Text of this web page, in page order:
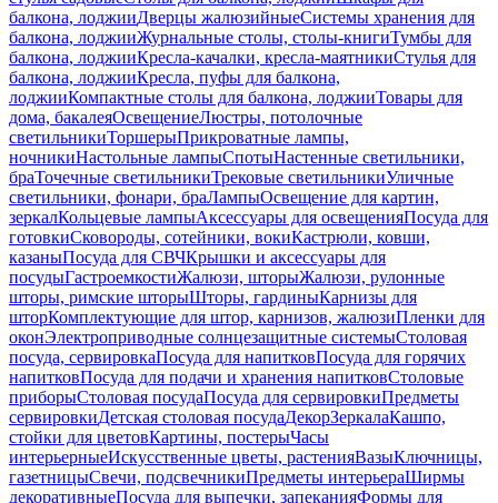
балкона, лоджииДверцы жалюзийныеСистемы хранения для
балкона, лоджииЖурнальные столы, столы-книгиТумбы для
балкона, лоджииКресла-качалки, кресла-маятникиСтулья для
балкона, лоджииКресла, пуфы для балкона,
лоджииКомпактные столы для балкона, лоджииТовары для
дома, бакалеяОсвещениеЛюстры, потолочные
светильникиТоршерыПрикроватные лампы,
ночникиНастольные лампыСпотыНастенные светильники,
браТочечные светильникиТрековые светильникиУличные
светильники, фонари, браЛампыОсвещение для картин,
зеркалКольцевые лампыАксессуары для освещенияПосуда для
готовкиСковороды, сотейники, вокиКастрюли, ковши,
казаныПосуда для СВЧКрышки и аксессуары для
посудыГастроемкостиЖалюзи, шторыЖалюзи, рулонные
шторы, римские шторыШторы, гардиныКарнизы для
шторКомплектующие для штор, карнизов, жалюзиПленки для
оконЭлектроприводные солнцезащитные системыСтоловая
посуда, сервировкаПосуда для напитковПосуда для горячих
напитковПосуда для подачи и хранения напитковСтоловые
приборыСтоловая посудаПосуда для сервировкиПредметы
сервировкиДетская столовая посудаДекорЗеркалаКашпо,
стойки для цветовКартины, постерыЧасы
интерьерныеИскусственные цветы, растенияВазыКлючницы,
газетницыСвечи, подсвечникиПредметы интерьераШирмы
декоративныеПосуда для выпечки, запеканияФормы для